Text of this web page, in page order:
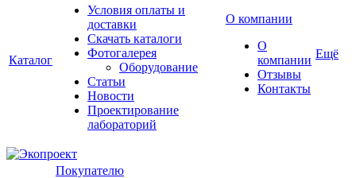
Каталог
Условия оплаты и
доставки
Скачать каталоги
Фотогалерея
Оборудование
Статьи
Новости
Проектирование
лабораторий
О компании
О
компании
Отзывы
Контакты
Ещё
Покупателю